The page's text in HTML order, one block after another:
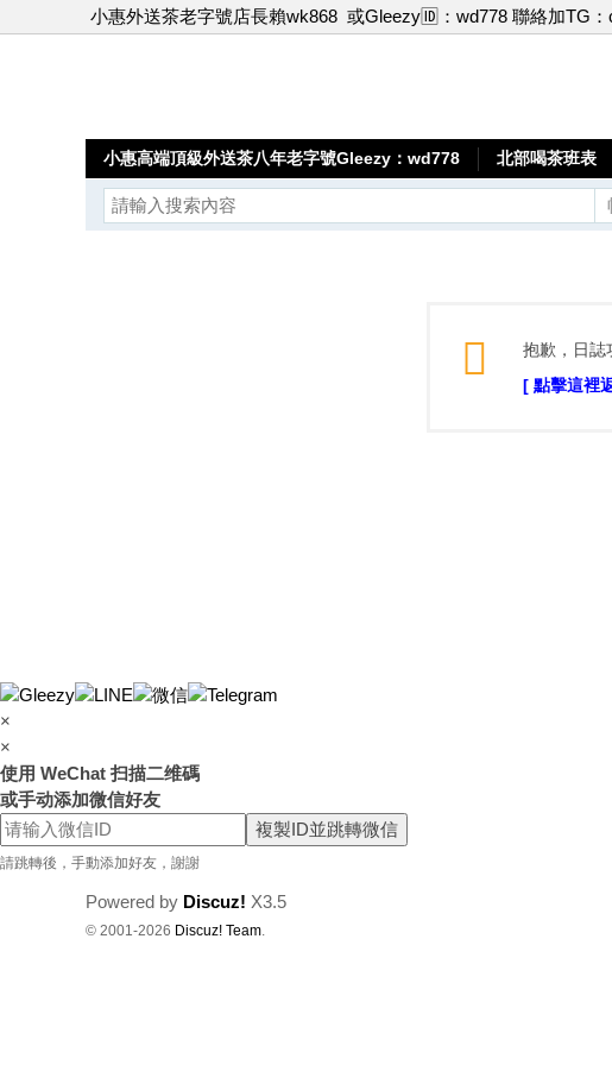
小惠外送茶老字號店長賴wk868 或Gleezy🆔：wd778 聯絡加TG：
小惠高端頂級外送茶八年老字號Gleezy：wd778 北部喝茶班表
抱歉，日誌
[ 點擊這裡
×
×
使用 WeChat 扫描二维碼
或手动添加微信好友
複製ID並跳轉微信
請跳轉後，手動添加好友，謝謝
Powered by Discuz! X3.5
© 2001-2026 Discuz! Team.